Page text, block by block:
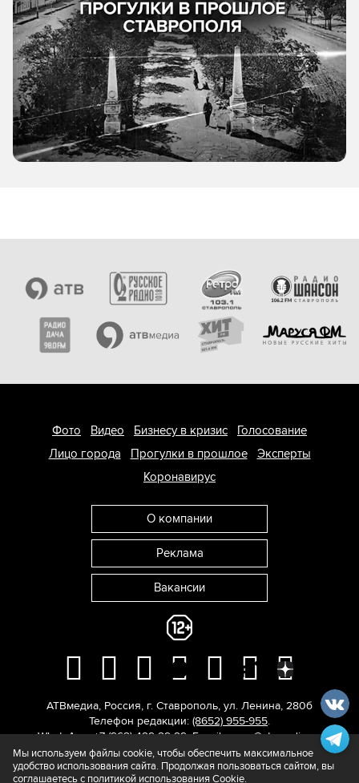
Фото Видео Бизнесу в кризис
Голосование
Лицо города
Прогулки в прошлое
Эксперты
Коронавирус
О компании
Реклама
Вакансии
АТВмедиа, Россия, г. Ставрополь, ул. Ленина, 280б
Телефон редакции: (8652) 955-955.
WhatsApp: +7 (962) 429-29-29. E-mail:news@atvmedia.ru.
© 2017-2026. Все права защищены.
Мы используем файлы cookie, чтобы обеспечить максимальное
удобство использования сайта. Продолжая пользоваться сайтом, вы
соглашаетесь с политикой использования Cookie.